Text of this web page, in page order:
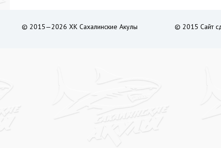
© 2015—2026 ХК Сахалинские Акулы © 2015 Сайт